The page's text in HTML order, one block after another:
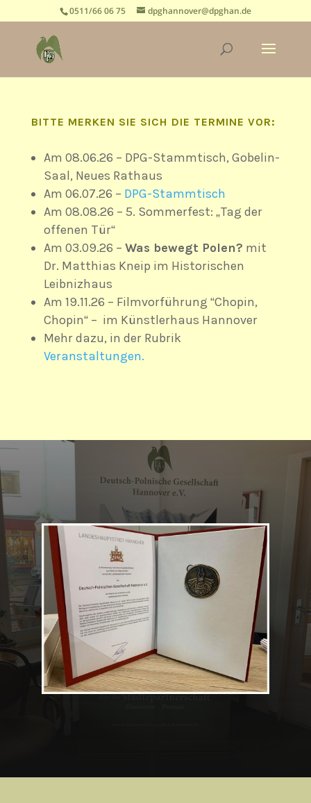
0511/66 06 75 dpghannover@dpghan.de
BITTE MERKEN SIE SICH DIE TERMINE VOR:
Am 08.06.26 – DPG-Stammtisch, Gobelin-
Saal, Neues Rathaus
Am 06.07.26 – DPG-Stammtisch
Am 08.08.26 – 5. Sommerfest: „Tag der
offenen Tür“
Am 03.09.26 – Was bewegt Polen? mit
Dr. Matthias Kneip im Historischen
Leibnizhaus
Am 19.11.26 – Filmvorführung “Chopin,
Chopin“ – im Künstlerhaus Hannover
Mehr dazu, in der Rubrik
Veranstaltungen.